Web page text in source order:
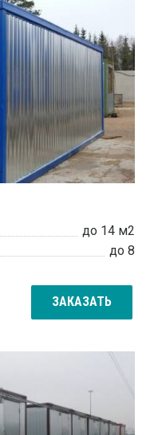
до 14 м2
до 8
ЗАКАЗАТЬ